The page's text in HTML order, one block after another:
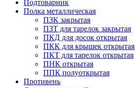
Подтоварник
Полка металлическая
ПЗК закрытая
ПЗТ для тарелок закрытая
ПКД для досок открытая
ПКК для крышек открытая
ПКТ для тарелок открытая
ПНК открытая
ППК полуоткрытая
Противень